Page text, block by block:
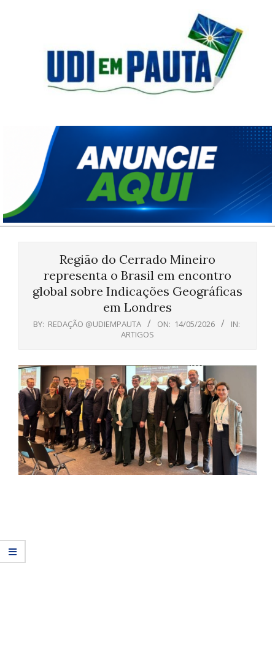
Pauta
Região do Cerrado Mineiro
representa o Brasil em encontro
global sobre Indicações Geográficas
em Londres
BY: REDAÇÃO @UDIEMPAUTA ON: 14/05/2026
IN:
ARTIGOS